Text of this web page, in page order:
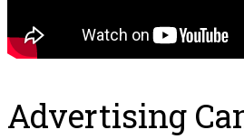
Advertising